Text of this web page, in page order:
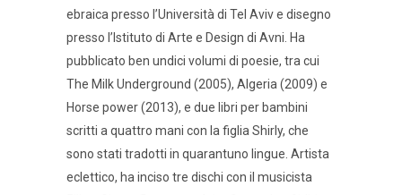
ebraica presso l’Università di Tel Aviv e disegno
presso l’Istituto di Arte e Design di Avni. Ha
pubblicato ben undici volumi di poesie, tra cui
The Milk Underground (2005), Algeria (2009) e
Horse power (2013), e due libri per bambini
scritti a quattro mani con la figlia Shirly, che
sono stati tradotti in quarantuno lingue. Artista
eclettico, ha inciso tre dischi con il musicista